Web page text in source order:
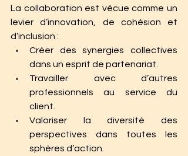
La collaboration est vécue comme un
levier d’innovation, de cohésion et
d’inclusion :
Créer des synergies collectives
dans un esprit de partenariat.
Travailler avec d’autres
professionnels au service du
client.
Valoriser la diversité des
perspectives dans toutes les
sphères d’action.